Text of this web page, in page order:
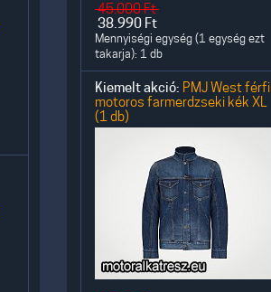
45.000Ft
38.990 Ft
Mennyiségi egység (1 egység ezt
takarja): 1 db
Kiemelt akció: PMJ West férfi
motoros farmerdzseki kék XL
(1 db)